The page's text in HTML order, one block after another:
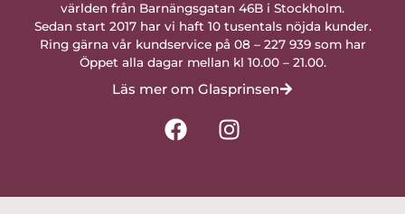
världen från Barnängsgatan 46B i Stockholm.
Sedan start 2017 har vi haft 10 tusentals nöjda kunder.
Ring gärna vår kundservice på 08 – 227 939 som har
Öppet alla dagar mellan kl 10.00 – 21.00.
Läs mer om Glasprinsen
F
a
I
n